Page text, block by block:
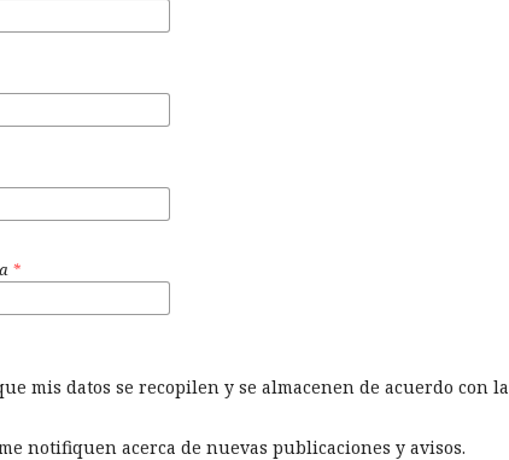
*
mis datos se recopilen y se almacenen de acuerdo con la
notifiquen acerca de nuevas publicaciones y avisos.